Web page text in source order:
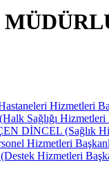
Hizmetleri
Sağlığı Hizmetleri
DİNCEL (Sağlık
Hizmetleri
Hizmetleri